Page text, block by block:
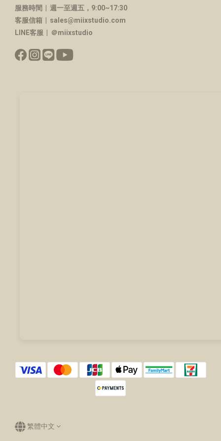
服務時間 | 週一至週五，9:00~17:30
客服信箱 | sales@miixstudio.com
LINE客服 | ＠miixstudio
繁體中文